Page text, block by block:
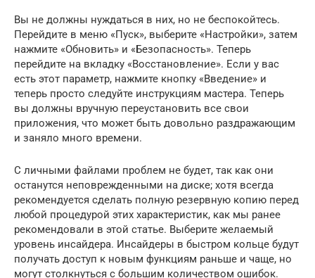
Вы не должны нуждаться в них, но не беспокойтесь.
Перейдите в меню «Пуск», выберите «Настройки», затем
нажмите «Обновить» и «Безопасность». Теперь
перейдите на вкладку «Восстановление». Если у вас
есть этот параметр, нажмите кнопку «Введение» и
теперь просто следуйте инструкциям мастера. Теперь
вы должны вручную переустановить все свои
приложения, что может быть довольно раздражающим
и заняло много времени.
С личными файлами проблем не будет, так как они
останутся неповрежденными на диске; хотя всегда
рекомендуется сделать полную резервную копию перед
любой процедурой этих характеристик, как мы ранее
рекомендовали в этой статье. Выберите желаемый
уровень инсайдера. Инсайдеры в быстром кольце будут
получать доступ к новым функциям раньше и чаще, но
могут столкнуться с большим количеством ошибок.